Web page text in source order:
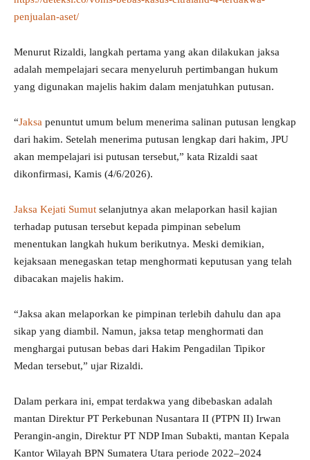
penjualan-aset/
Menurut Rizaldi, langkah pertama yang akan dilakukan jaksa
adalah mempelajari secara menyeluruh pertimbangan hukum
yang digunakan majelis hakim dalam menjatuhkan putusan.
“Jaksa penuntut umum belum menerima salinan putusan lengkap
dari hakim. Setelah menerima putusan lengkap dari hakim, JPU
akan mempelajari isi putusan tersebut,” kata Rizaldi saat
dikonfirmasi, Kamis (4/6/2026).
Jaksa Kejati Sumut selanjutnya akan melaporkan hasil kajian
terhadap putusan tersebut kepada pimpinan sebelum
menentukan langkah hukum berikutnya. Meski demikian,
kejaksaan menegaskan tetap menghormati keputusan yang telah
dibacakan majelis hakim.
“Jaksa akan melaporkan ke pimpinan terlebih dahulu dan apa
sikap yang diambil. Namun, jaksa tetap menghormati dan
menghargai putusan bebas dari Hakim Pengadilan Tipikor
Medan tersebut,” ujar Rizaldi.
Dalam perkara ini, empat terdakwa yang dibebaskan adalah
mantan Direktur PT Perkebunan Nusantara II (PTPN II) Irwan
Perangin-angin, Direktur PT NDP Iman Subakti, mantan Kepala
Kantor Wilayah BPN Sumatera Utara periode 2022–2024